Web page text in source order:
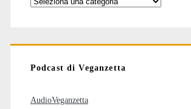
Podcast di Veganzetta
AudioVeganzetta